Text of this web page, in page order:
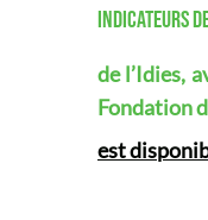
INDICATEURS
de l’Idies,
Fondation
est